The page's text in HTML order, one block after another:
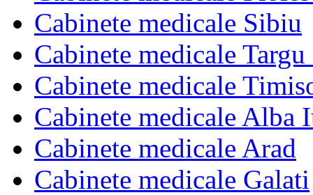
Cabinete medicale Sibiu
Cabinete medicale
Cabinete medicale
Cabinete medicale Alba
Cabinete medicale Arad
Cabinete medicale Galati